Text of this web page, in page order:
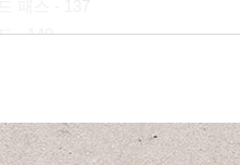
- 149
탈출 - 171
181
- 191